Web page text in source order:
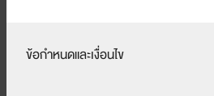
SHOPPING
ข้อกำหนดและเงื่อนไข